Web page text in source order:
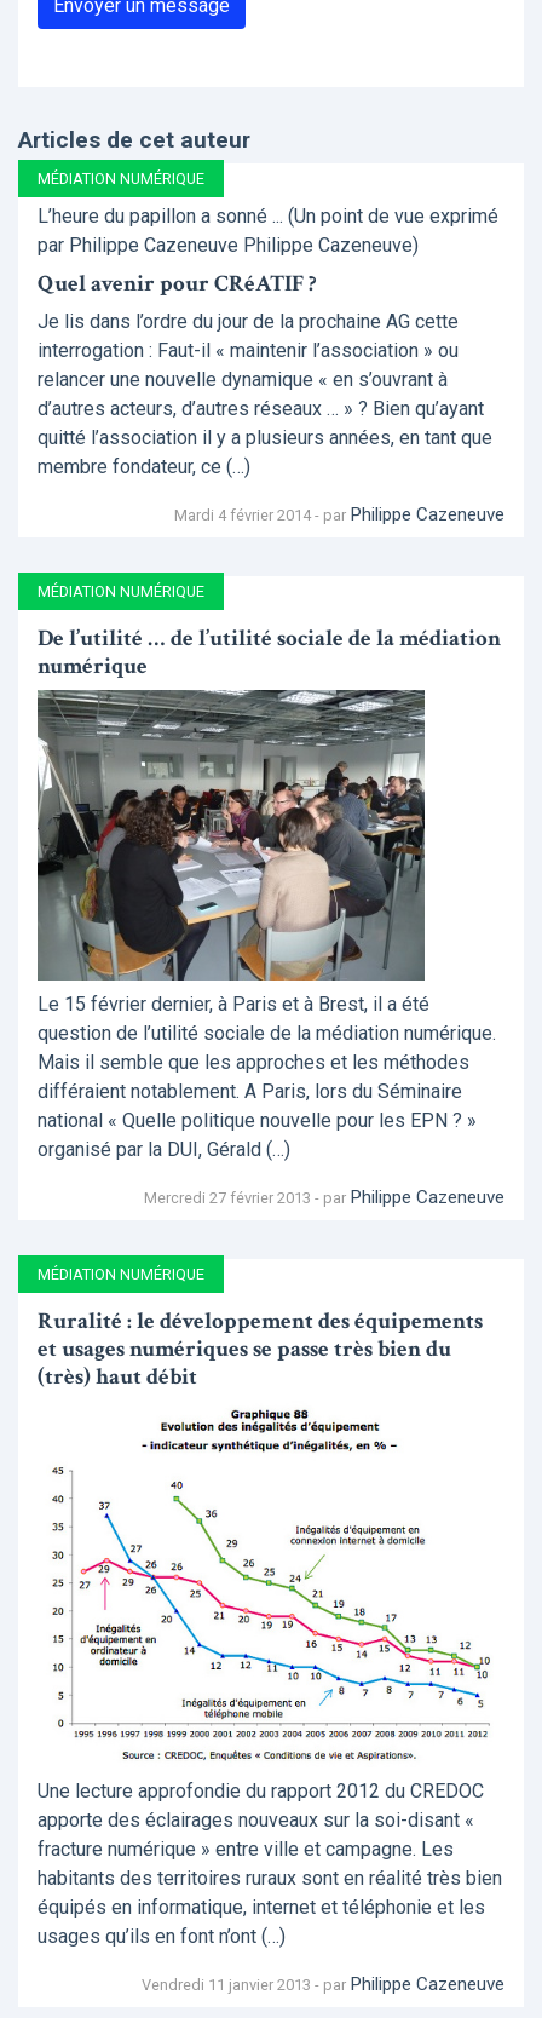
Articles de cet auteur
MÉDIATION NUMÉRIQUE
L’heure du papillon a sonné ... (Un point de vue exprimé
par Philippe Cazeneuve Philippe Cazeneuve)
Quel avenir pour CRéATIF ?
Je lis dans l’ordre du jour de la prochaine AG cette
interrogation : Faut-il « maintenir l’association » ou
relancer une nouvelle dynamique « en s’ouvrant à
d’autres acteurs, d’autres réseaux … » ? Bien qu’ayant
quitté l’association il y a plusieurs années, en tant que
membre fondateur, ce (…)
Mardi 4 février 2014 - par Philippe Cazeneuve
MÉDIATION NUMÉRIQUE
De l’utilité … de l’utilité sociale de la médiation
numérique
Le 15 février dernier, à Paris et à Brest, il a été
question de l’utilité sociale de la médiation numérique.
Mais il semble que les approches et les méthodes
différaient notablement. A Paris, lors du Séminaire
national « Quelle politique nouvelle pour les EPN ? »
organisé par la DUI, Gérald (…)
Mercredi 27 février 2013 - par Philippe Cazeneuve
MÉDIATION NUMÉRIQUE
Ruralité : le développement des équipements
et usages numériques se passe très bien du
(très) haut débit
Une lecture approfondie du rapport 2012 du CREDOC
apporte des éclairages nouveaux sur la soi-disant «
fracture numérique » entre ville et campagne. Les
habitants des territoires ruraux sont en réalité très bien
équipés en informatique, internet et téléphonie et les
usages qu’ils en font n’ont (…)
Vendredi 11 janvier 2013 - par Philippe Cazeneuve